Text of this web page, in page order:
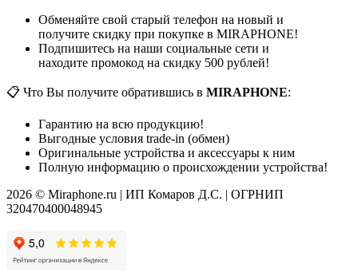
Обменяйте свой старый телефон на новый и
получите скидку при покупке в MIRAPHONE!
Подпишитесь на наши социальные сети и
находите промокод на скидку 500 рублей!
📋 Что Вы получите обратившись в MIRAPHONE:
Гарантию на всю продукцию!
Выгодные условия trade-in (обмен)
Оригинальные устройства и аксессуары к ним
Полную информацию о происхождении устройства!
2026 © Miraphone.ru | ИП Комаров Д.С. | ОГРНИП
320470400048945